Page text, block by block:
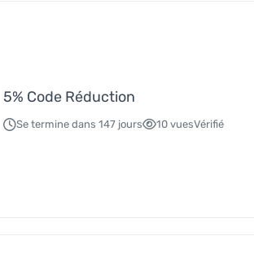
5% Code Réduction
Se termine dans 147 jours 10 vuesVérifié